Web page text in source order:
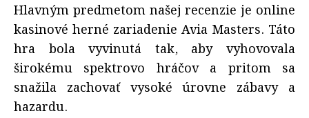
Hlavným predmetom našej recenzie je online
kasinové herné zariadenie Avia Masters. Táto
hra bola vyvinutá tak, aby vyhovovala
širokému spektrovo hráčov a pritom sa
snažila zachovať vysoké úrovne zábavy a
hazardu.